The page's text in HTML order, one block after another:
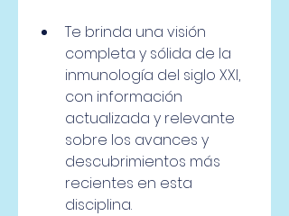
Te brinda una visión
completa y sólida de la
inmunología del siglo XXI,
con información
actualizada y relevante
sobre los avances y
descubrimientos más
recientes en esta
disciplina.